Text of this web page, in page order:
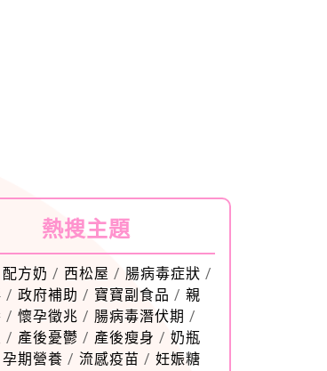
熱搜主題
配方奶 / 西松屋 / 腸病毒症狀 /
/ 政府補助 / 寶寶副食品 / 親
/ 懷孕徵兆 / 腸病毒潛伏期 /
/ 產後憂鬱 / 產後瘦身 / 奶瓶
孕期營養 / 流感疫苗 / 妊娠糖